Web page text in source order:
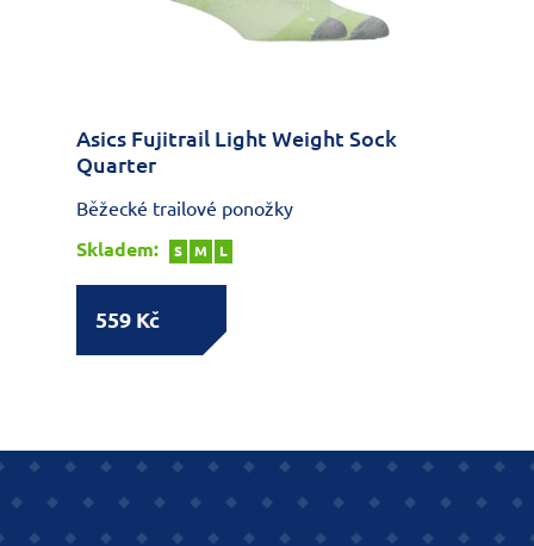
Asics Fujitrail Light Weight Sock
Quarter
Běžecké trailové ponožky
Skladem:
S M L
559 Kč